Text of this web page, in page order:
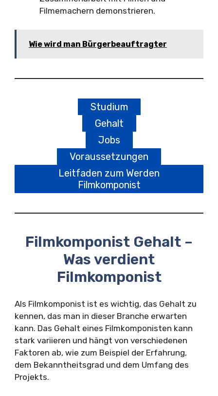
Filmemachern demonstrieren.
Wie wird man Bürgerbeauftragter
Studium
Gehalt
Jobs
Voraussetzungen
Leitfaden zum Werden
Filmkomponist
Filmkomponist Gehalt –
Was verdient
Filmkomponist
Als Filmkomponist ist es wichtig, das Gehalt zu
kennen, das man in dieser Branche erwarten
kann. Das Gehalt eines Filmkomponisten kann
stark variieren und hängt von verschiedenen
Faktoren ab, wie zum Beispiel der Erfahrung,
dem Bekanntheitsgrad und dem Umfang des
Projekts.